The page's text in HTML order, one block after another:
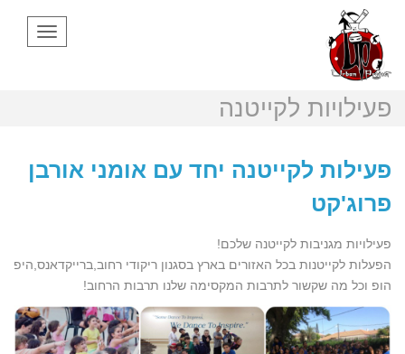
Toggle
פעילויות לקייטנה
פעילות לקייטנה יחד עם אומני אורבן
פרוג'קט
פעילויות מגניבות לקייטנה שלכם!
הפעלות לקייטנות בכל האזורים בארץ בסגנון ריקודי רחוב,ברייקדאנס,היפ
הופ וכל מה שקשור לתרבות המקסימה שלנו תרבות הרחוב!